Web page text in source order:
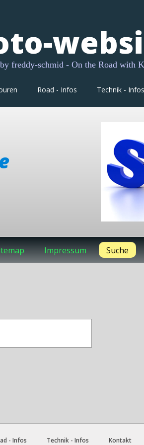
freddy-schmid - On the Road with
Road - Infos Technik - Infos
Impressum Suche
- Infos Technik - Infos Kontakt